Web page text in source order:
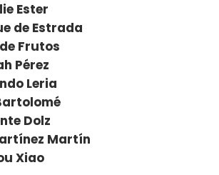
Ester
de Estrada
Frutos
Pérez
Leria
Dolz
Martín
Xiao